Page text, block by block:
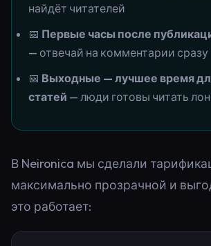
найдёт читателей
📅 Первые часы после
— отвечай на комментарии сразу
📅 Выходные — лучшее время
статей — люди готовы читать
В Neironica мы сделали
максимально прозрачной и
это работает: